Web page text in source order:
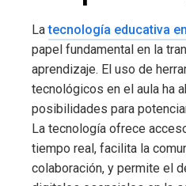
Latecnología educativa
papel fundamental en la
aprendizaje. El uso de
tecnológicos en el aula ha
posibilidades para
La tecnología ofrece
tiempo real, facilita la
colaboración, y permite el